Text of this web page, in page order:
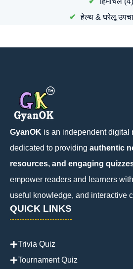
हेल्थ & घरेलू
GyanOK is an independent digital
dedicated to providing authentic
resources, and engaging
empower readers and learners
useful knowledge, and interactive
QUICK LINKS
Trivia Quiz
Tournament Quiz